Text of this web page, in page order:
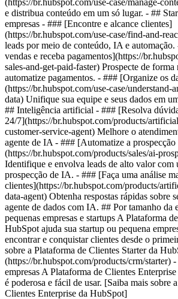
(https://br.hubspot.com/use-case/manage-
e distribua conteúdo em um só lugar. - ##
empresas - ### [Encontre e alcance clientes]
(https://br.hubspot.com/use-case/find-and-
leads por meio de conteúdo, IA e
vendas e receba pagamentos](https://
sales-and-get-paid-faster) Prospecte de
automatize pagamentos. - ### [Organize os
(https://br.hubspot.com/use-case/understand-
data) Unifique sua equipe e seus dados em
## Inteligência artificial - ### [Resolva
24/7](https://br.hubspot.com/products/
customer-service-agent) Melhore o
agente de IA - ### [Automatize a prospecção
(https://br.hubspot.com/products/sales/ai-
Identifique e envolva leads de alto valor com
prospecção de IA. - ### [Faça uma análise
clientes](https://br.hubspot.com/products/
data-agent) Obtenha respostas rápidas sobre
agente de dados com IA. ## Por tamanho da
pequenas empresas e startups A Plataforma
HubSpot ajuda sua startup ou pequena
encontrar e conquistar clientes desde o
sobre a Plataforma de Clientes Starter da
(https://br.hubspot.com/products/crm/starter)
empresas A Plataforma de Clientes
é poderosa e fácil de usar. [Saiba mais sobre
Clientes Enterprise da HubSpot]